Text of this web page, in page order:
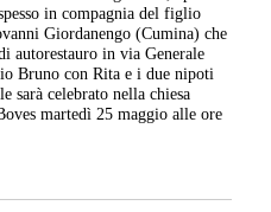
in compagnia del figlio
Giordanengo (Cumina) che
autorestauro in via Generale
Bruno con Rita e i due nipoti
sarà celebrato nella chiesa
martedì 25 maggio alle ore